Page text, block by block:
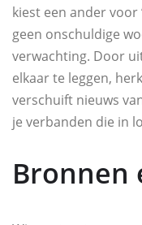
kiest een ander voor
geen onschuldige
verwachting. Door
elkaar te leggen,
verschuift nieuws
je verbanden die in
Bronnen